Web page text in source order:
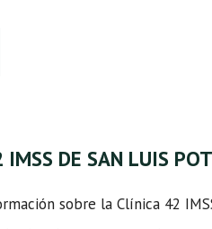
IMSS DE SAN LUIS
sobre la Clínica 42